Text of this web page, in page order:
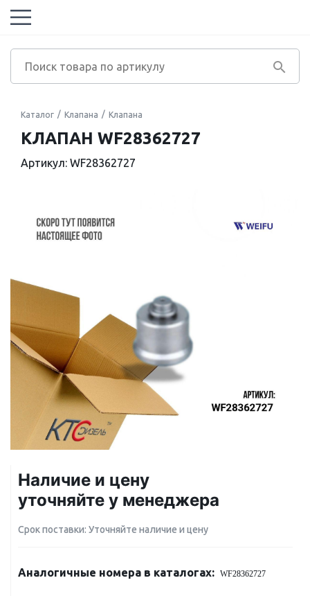
Каталог Клапана Клапана
КЛАПАН WF28362727
Артикул: WF28362727
Наличие и цену
уточняйте у менеджера
Срок поставки: Уточняйте наличие и цену
Аналогичные номера в каталогах: WF28362727